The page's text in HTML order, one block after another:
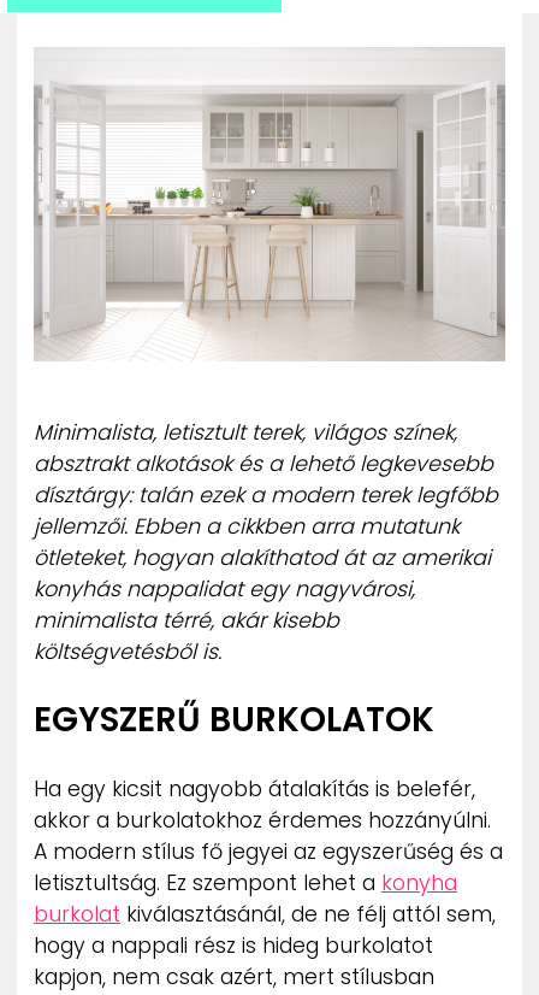
UTCA
ZENE
MÉDIAAJÁNLAT
IMPRESSZUM
PR-ARCHÍVUM
ADATKEZELÉSI TÁJÉKOZTATÓ
Minimalista, letisztult terek, világos színek,
absztrakt alkotások és a lehető legkevesebb
dísztárgy: talán ezek a modern terek legfőbb
jellemzői. Ebben a cikkben arra mutatunk
ötleteket, hogyan alakíthatod át az amerikai
konyhás nappalidat egy nagyvárosi,
minimalista térré, akár kisebb
költségvetésből is.
EGYSZERŰ BURKOLATOK
Ha egy kicsit nagyobb átalakítás is belefér,
akkor a burkolatokhoz érdemes hozzányúlni.
A modern stílus fő jegyei az egyszerűség és a
letisztultság. Ez szempont lehet a konyha
burkolat kiválasztásánál, de ne félj attól sem,
hogy a nappali rész is hideg burkolatot
kapjon, nem csak azért, mert stílusban